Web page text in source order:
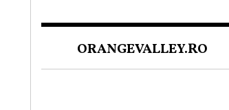
ORANGEVALLEY.RO